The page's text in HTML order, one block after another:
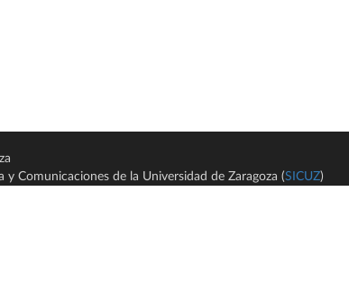
Comunicaciones de la Universidad de Zaragoza (SICUZ)